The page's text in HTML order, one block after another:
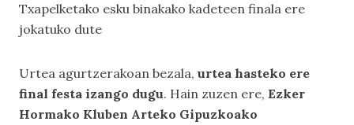
Txapelketako esku binakako kadeteen finala ere
jokatuko dute
Urtea agurtzerakoan bezala, urtea hasteko ere
final festa izango dugu. Hain zuzen ere, Ezker
Hormako Kluben Arteko Gipuzkoako